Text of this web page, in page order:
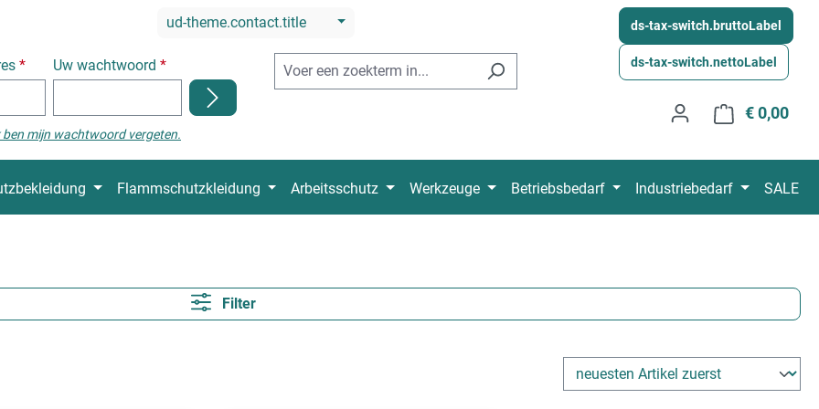
ud-theme.contact.title
* Uw wachtwoord*
ben mijn wachtwoord vergeten.
ds-tax-switch.bruttoLabel
ds-tax-switch.nettoLabel
€ 0,00
Flammschutzkleidung Arbeitsschutz Werkzeuge Betriebsbedarf Industriebedarf SALE
Filter